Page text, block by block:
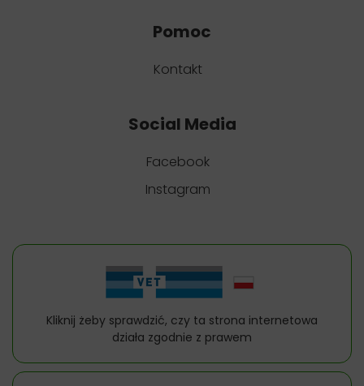
Pomoc
Kontakt
Social Media
Facebook
Instagram
Kliknij żeby sprawdzić, czy ta strona internetowa
działa zgodnie z prawem